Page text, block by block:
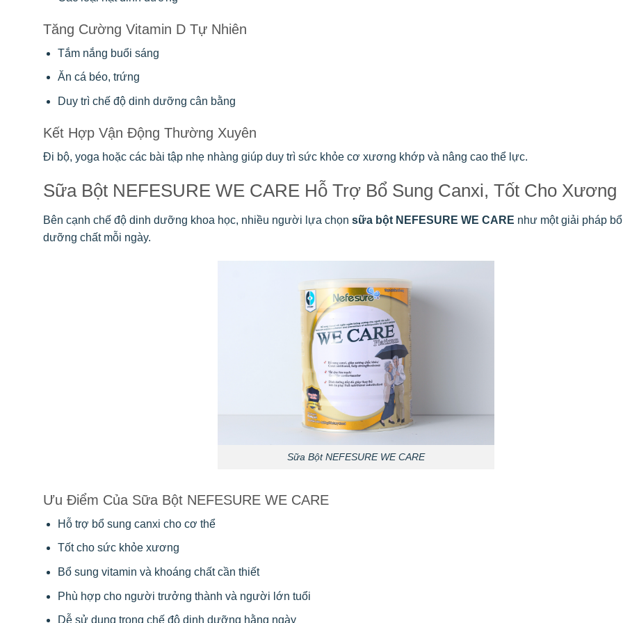
Tăng Cường Vitamin D Tự Nhiên
Tắm nắng buổi sáng
Ăn cá béo, trứng
Duy trì chế độ dinh dưỡng cân bằng
Kết Hợp Vận Động Thường Xuyên
Đi bộ, yoga hoặc các bài tập nhẹ nhàng giúp duy trì sức khỏe cơ xương khớp và nâng cao thể lực.
Sữa Bột NEFESURE WE CARE Hỗ Trợ Bổ Sung Canxi, Tốt Cho Xương
Bên cạnh chế độ dinh dưỡng khoa học, nhiều người lựa chọn sữa bột NEFESURE WE CARE như một giải pháp
dưỡng chất mỗi ngày.
Sữa Bột NEFESURE WE CARE
Ưu Điểm Của Sữa Bột NEFESURE WE CARE
Hỗ trợ bổ sung canxi cho cơ thể
Tốt cho sức khỏe xương
Bổ sung vitamin và khoáng chất cần thiết
Phù hợp cho người trưởng thành và người lớn tuổi
Dễ sử dụng trong chế độ dinh dưỡng hằng ngày